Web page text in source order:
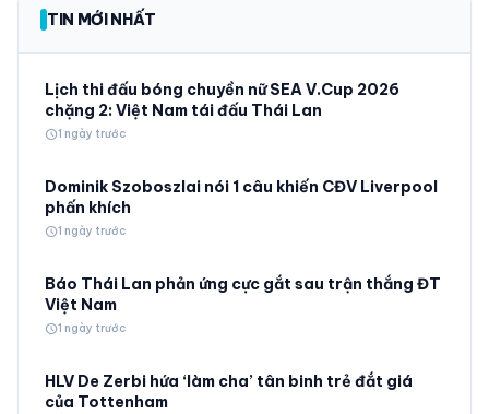
TIN MỚI NHẤT
Lịch thi đấu bóng chuyền nữ SEA V.Cup 2026
chặng 2: Việt Nam tái đấu Thái Lan
schedule1 ngày trước
Dominik Szoboszlai nói 1 câu khiến CĐV Liverpool
phấn khích
schedule1 ngày trước
Báo Thái Lan phản ứng cực gắt sau trận thắng ĐT
Việt Nam
schedule1 ngày trước
HLV De Zerbi hứa ‘làm cha’ tân binh trẻ đắt giá
của Tottenham